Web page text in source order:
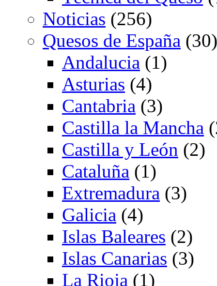
Noticias (256)
Quesos de España (30)
Andalucia (1)
Asturias (4)
Cantabria (3)
Castilla la Mancha
Castilla y León (2)
Cataluña (1)
Extremadura (3)
Galicia (4)
Islas Baleares (2)
Islas Canarias (3)
La Rioja (1)